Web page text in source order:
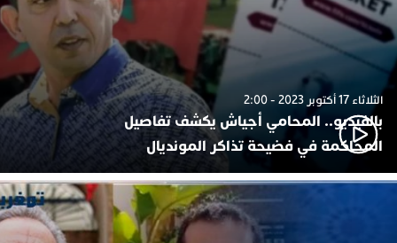
الثلاثاء 17 أكتوبر 2023 - 2:00
بالفيديو.. المحامي أجياش يكشف تفاصيل
المحاكمة في فضيحة تذاكر المونديال